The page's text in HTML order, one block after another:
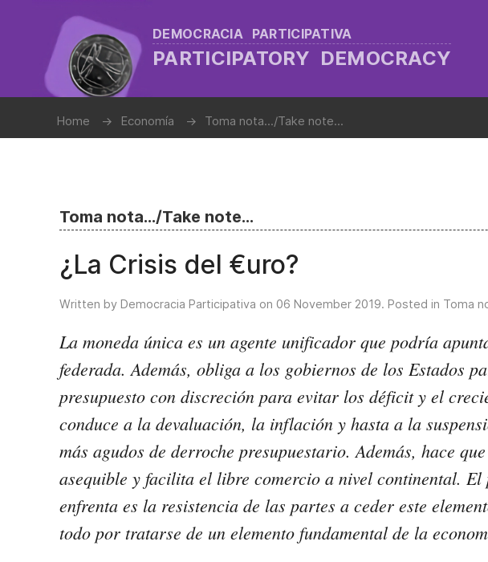
DEMOCRACIA PARTICIPATIVA
PARTICIPATORY DEMOCRACY
Home Economía Toma nota.../Take note...
Toma nota.../Take note...
¿La Crisis del €uro?
Written by Democracia Participativa on 06 November 2019. Posted in Toma
La moneda única es un agente unificador que podría
federada. Además, obliga a los gobiernos de los Estados
presupuesto con discreción para evitar los déficit y el
conduce a la devaluación, la inflación y hasta a la
más agudos de derroche presupuestario. Además, hace
asequible y facilita el libre comercio a nivel continental.
enfrenta es la resistencia de las partes a ceder este
todo por tratarse de un elemento fundamental de la